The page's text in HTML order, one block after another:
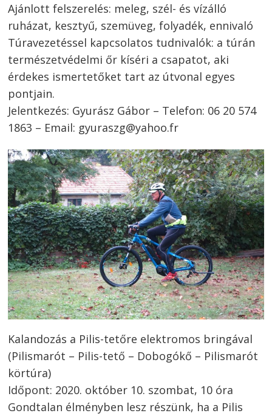
Ajánlott felszerelés: meleg, szél- és vízálló
ruházat, kesztyű, szemüveg, folyadék, ennivaló
Túravezetéssel kapcsolatos tudnivalók: a túrán
természetvédelmi őr kíséri a csapatot, aki
érdekes ismertetőket tart az útvonal egyes
pontjain.
Jelentkezés: Gyurász Gábor – Telefon: 06 20 574
1863 – Email: gyuraszg@yahoo.fr
Kalandozás a Pilis-tetőre elektromos bringával
(Pilismarót – Pilis-tető – Dobogókő – Pilismarót
körtúra)
Időpont: 2020. október 10. szombat, 10 óra
Gondtalan élményben lesz részünk, ha a Pilis